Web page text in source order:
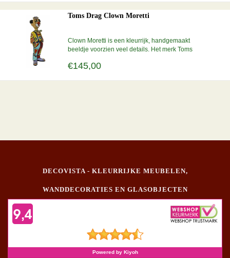
Toms Drag Clown Moretti
Clown Moretti is een kleurrijk, handgemaakt
beeldje voorzien veel details. Het merk Toms
collecties met een uniek karakter. Dit kunstbeeld is
€145,00
DECOVISTA - KLEURRIJKE MEUBELEN,
WANDDECORATIES EN GLASOBJECTEN